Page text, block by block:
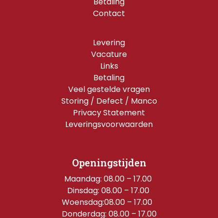
Contact
Levering
Vacature
Links
Betaling
Veel gestelde vragen
Storing / Defect / Manco
Privacy Statement
Leveringsvoorwaarden
Openingstijden
Maandag: 08.00 – 17.00
Dinsdag: 08.00 – 17.00
Woensdag:08.00 – 17.00
Donderdag: 08.00 – 17.00